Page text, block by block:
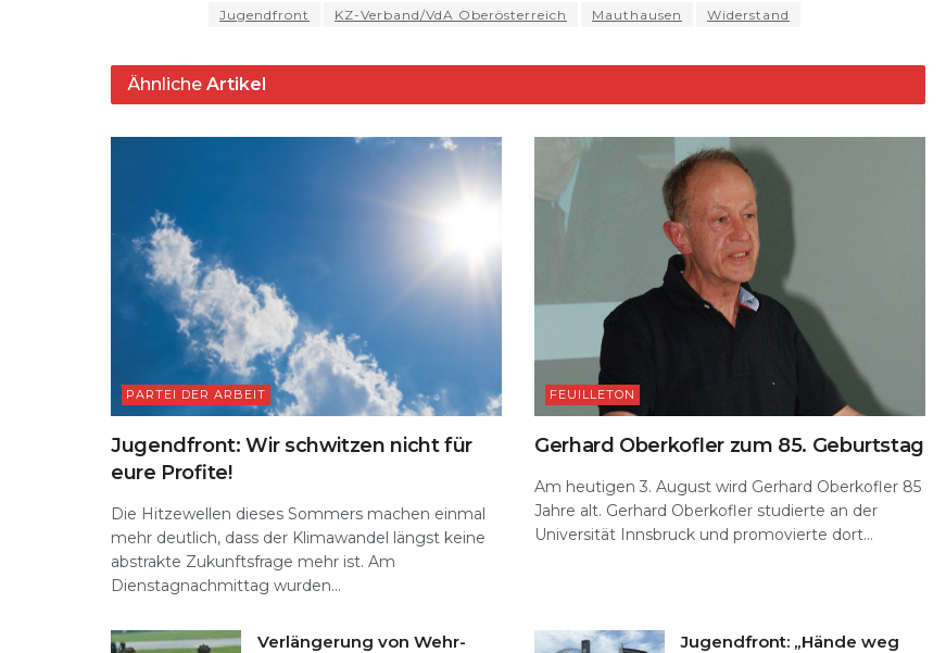
ts
A
p
p
g
ra
m
e
b
o
o
s
k
y
a
d
s
di
t
l
y
Li
n
k
t
Jugendfront
KZ-Verband/VdA Oberösterreich Mauthausen Widerstand
Ähnliche Artikel
PARTEI DER ARBEIT
Jugendfront: Wir schwitzen nicht für
eure Profite!
Die Hitzewellen dieses Sommers machen einmal
mehr deutlich, dass der Klimawandel längst keine
abstrakte Zukunftsfrage mehr ist. Am
Dienstagnachmittag wurden...
FEUILLETON
Gerhard Oberkofler zum 85. Geburtstag
Am heutigen 3. August wird Gerhard Oberkofler 85
Jahre alt. Gerhard Oberkofler studierte an der
Universität Innsbruck und promovierte dort...
Verlängerung von Wehr- Jugendfront: „Hände weg